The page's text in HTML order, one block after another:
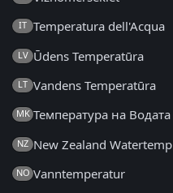
IT Temperatura dell'Acqua
LV Ūdens Temperatūra
LT Vandens Temperatūra
MK Температура на Водата
NZ New Zealand Watertemp
NO Vanntemperatur